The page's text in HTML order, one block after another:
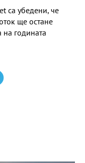
са убедени, че
ще остане
на годината